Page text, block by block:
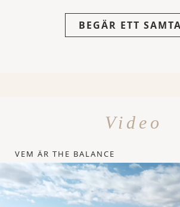
BEGÄR ETT
Video
VEM ÄR THE BALANCE